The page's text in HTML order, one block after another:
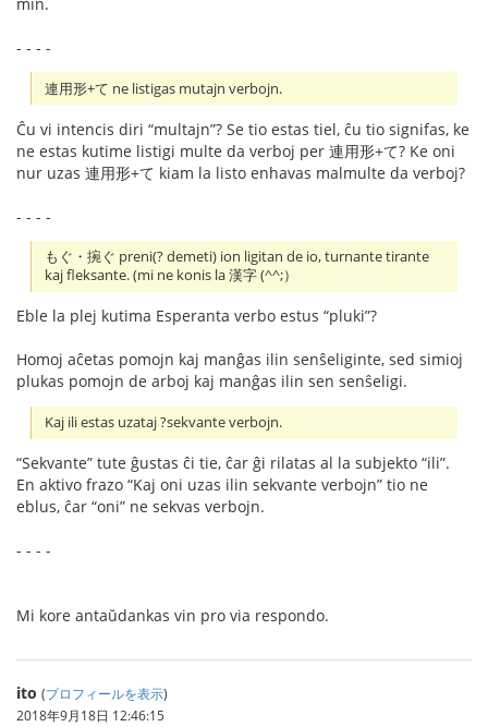
- - - -
連用形+て ne listigas mutajn verbojn.
Ĉu vi intencis diri “multajn”? Se tio estas tiel, ĉu tio signifas, ke
ne estas kutime listigi multe da verboj per 連用形+て? Ke oni
nur uzas 連用形+て kiam la listo enhavas malmulte da verboj?
- - - -
もぐ・捥ぐ preni(? demeti) ion ligitan de io, turnante tirante
kaj fleksante. (mi ne konis la 漢字 (^^;）
Eble la plej kutima Esperanta verbo estus “pluki”?
Homoj aĉetas pomojn kaj manĝas ilin senŝeliginte, sed simioj
plukas pomojn de arboj kaj manĝas ilin sen senŝeligi.
Kaj ili estas uzataj ?sekvante verbojn.
“Sekvante” tute ĝustas ĉi tie, ĉar ĝi rilatas al la subjekto “ili”.
En aktivo frazo “Kaj oni uzas ilin sekvante verbojn” tio ne
eblus, ĉar “oni” ne sekvas verbojn.
- - - -
Mi kore antaŭdankas vin pro via respondo.
ito (プロフィールを表示)
2018年9月18日 12:46:15